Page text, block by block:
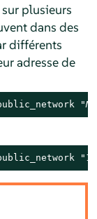
plusieurs
dans des
différents
adresse de
"